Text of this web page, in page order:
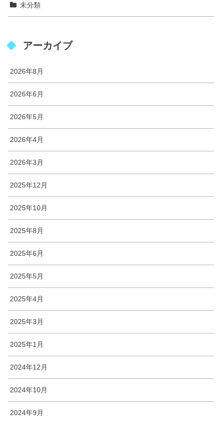
未分類
アーカイブ
2026年8月
2026年6月
2026年5月
2026年4月
2026年3月
2025年12月
2025年10月
2025年8月
2025年6月
2025年5月
2025年4月
2025年3月
2025年1月
2024年12月
2024年10月
2024年9月